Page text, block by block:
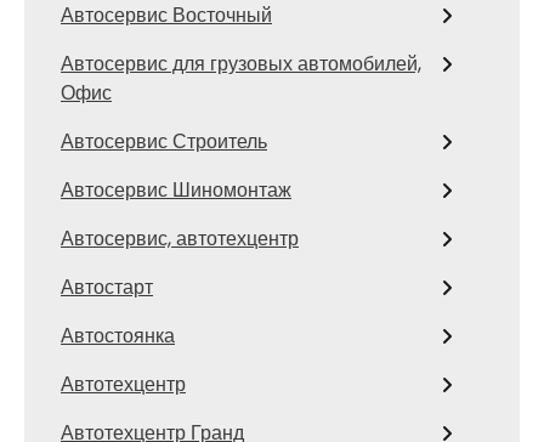
Автосервис Восточный
Автосервис для грузовых автомобилей,
Офис
Автосервис Строитель
Автосервис Шиномонтаж
Автосервис, автотехцентр
Автостарт
Автостоянка
Автотехцентр
Автотехцентр Гранд